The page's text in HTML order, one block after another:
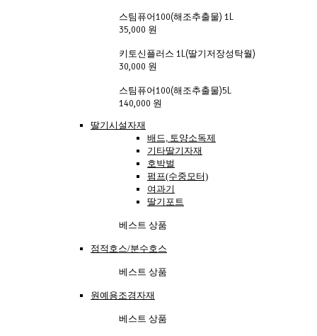
스팀퓨어100(해조추출물) 1L
35,000 원
키토신플러스 1L(딸기저장성탁월)
30,000 원
스팀퓨어100(해조추출물)5L
140,000 원
딸기시설자재
배드, 토양소독제
기타딸기자재
호박벌
펌프(수중모터)
여과기
딸기포트
베스트 상품
점적호스/분수호스
베스트 상품
원예용조경자재
베스트 상품